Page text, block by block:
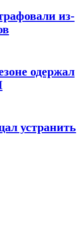
из-
одержал
устранить